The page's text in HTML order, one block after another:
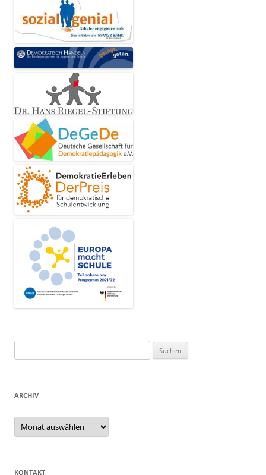
nach:
ARCHIV
Archiv
KONTAKT